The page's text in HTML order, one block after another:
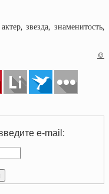
©
e-mail: